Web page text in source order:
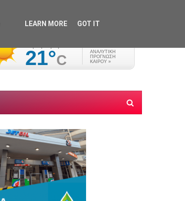
LEARN MORE GOT IT